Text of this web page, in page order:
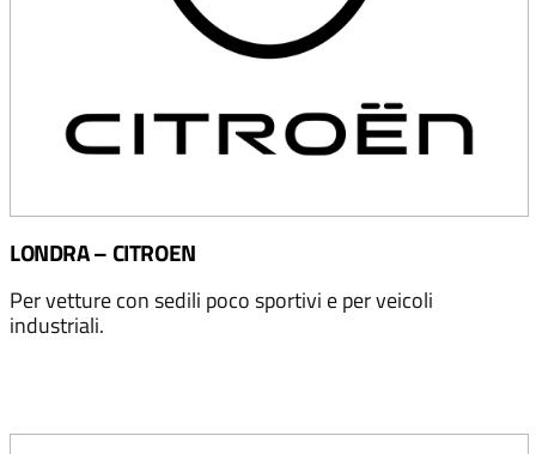
LONDRA – CITROEN
Per vetture con sedili poco sportivi e per veicoli
industriali.